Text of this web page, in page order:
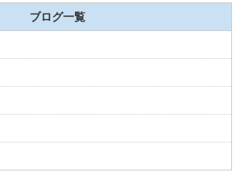
ブログ一覧